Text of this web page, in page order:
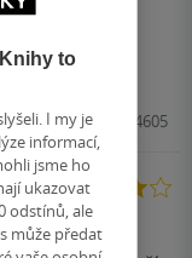
ze
2017, 9788071964605
to
I my je
informací,
jsme ho
ukazovat
odstínů, ale
může předat